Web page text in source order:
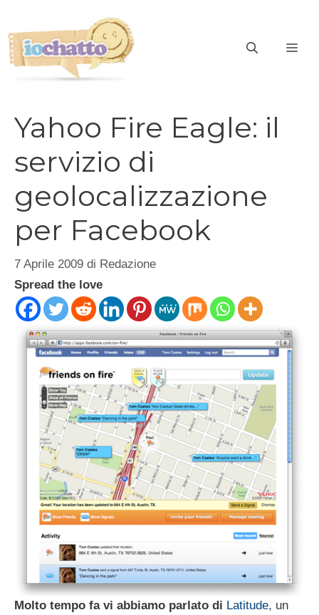
contenuto
Yahoo Fire Eagle: il
servizio di
geolocalizzazione
per Facebook
7 Aprile 2009 di Redazione
Spread the love
Molto tempo fa vi abbiamo parlato di Latitude, un